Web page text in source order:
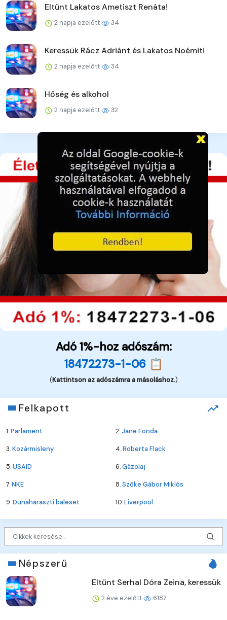
Eltűnt Lakatos Ametiszt Renáta!
2 napja ezelőtt 34
Keressük Rácz Adriánt és Lakatos Noémit!
2 napja ezelőtt 34
Hőség és alkohol
2 napja ezelőtt 32
Adó 1%-hoz adószám:
18472273-1-06 📋
(Kattintson az adószámra a másoláshoz.)
Felkapott
1.Parlament 2.Jane Fonda
3.Kozármisleny 4.Roberta Flack
5.USAID 6.Gázolaj
7.NKE 8.Szőke Gábor Miklós
9.Dunaharaszti baleset 10.Liverpool
Népszerű
Eltűnt Serhal Dóra Zeina, keressük
2 éve ezelőtt 6187